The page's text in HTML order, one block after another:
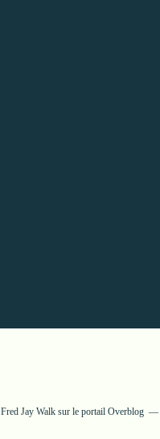
Fred Jay Walksur le portail Overblog